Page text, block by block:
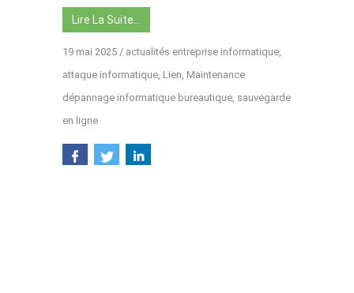
Lire La Suite…
19 mai 2025 / actualités entreprise informatique,
attaque informatique, Lien, Maintenance
dépannage informatique bureautique, sauvegarde
en ligne